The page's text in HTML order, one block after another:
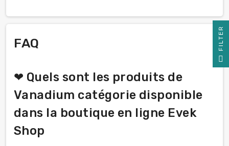
FAQ
❤ Quels sont les produits de
Vanadium catégorie disponible
dans la boutique en ligne Evek
Shop
R